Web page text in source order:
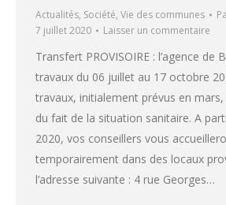
Actualités, Société, Vie des communes
7 juillet 2020
Laisser un commentaire
Transfert PROVISOIRE : l’agence de
travaux du 06 juillet au 17 octobre
travaux, initialement prévus en
du fait de la situation sanitaire. A
2020, vos conseillers vous
temporairement dans des locaux
l’adresse suivante : 4 rue Georges…